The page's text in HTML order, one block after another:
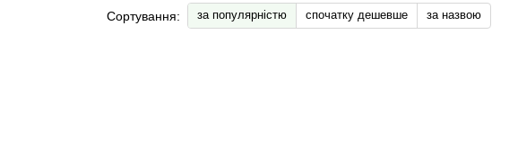
Сортування: за популярністю спочатку дешевше за назвою